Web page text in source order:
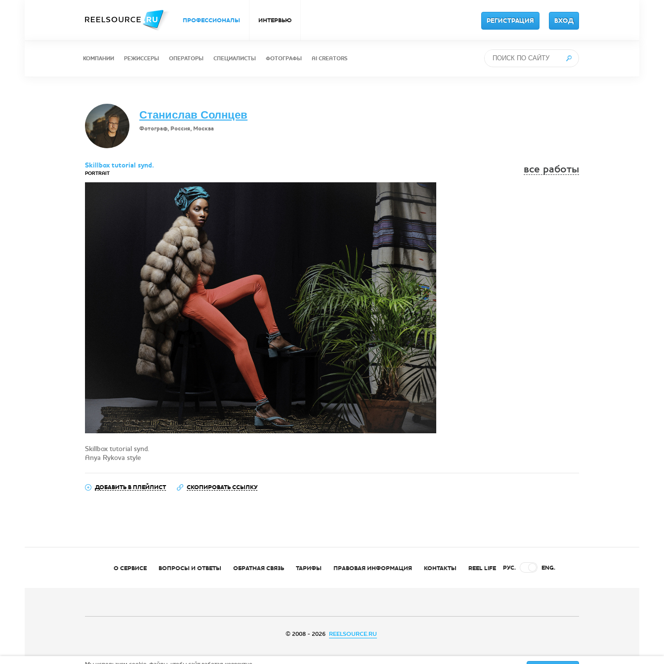
ПРОФЕССИОНАЛЫ ИНТЕРВЬЮ РЕГИСТРАЦИЯ ВХОД
КОМПАНИИ РЕЖИССЕРЫ ОПЕРАТОРЫ СПЕЦИАЛИСТЫ ФОТОГРАФЫ AI CREATORS
Станислав Солнцев
Фотограф, Россия, Москва
Skillbox tutorial synd. все работы
PORTRAIT
Skillbox tutorial synd.
Anya Rykova style
ДОБАВИТЬ В ПЛЕЙЛИСТ СКОПИРОВАТЬ ССЫЛКУ
О СЕРВИСЕ ВОПРОСЫ И ОТВЕТЫ ОБРАТНАЯ СВЯЗЬ ТАРИФЫ ПРАВОВАЯ ИНФОРМАЦИЯ КОНТАКТЫ REEL LIFE РУС. ENG.
© 2008 - 2026 REELSOURCE.RU